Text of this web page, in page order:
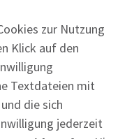
zur Nutzung
Klick auf den
Textdateien mit
die sich
jederzeit